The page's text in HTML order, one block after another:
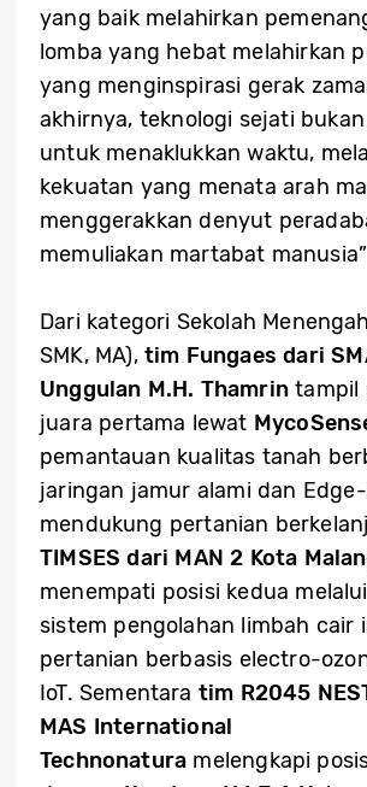
yang baik melahirkan
lomba yang hebat melahirkan
yang menginspirasi gerak
akhirnya, teknologi sejati
untuk menaklukkan waktu,
kekuatan yang menata arah
menggerakkan denyut
memuliakan martabat manusia”
Dari kategori Sekolah
SMK, MA), tim Fungaes dari
Unggulan M.H. Thamrintampil
juara pertama lewat
pemantauan kualitas tanah
jaringan jamur alami dan
mendukung pertanian
TIMSES dari MAN 2 Kota
menempati posisi kedua melalui
sistem pengolahan limbah cair
pertanian berbasis electro-
IoT. Sementara tim R2045
MAS International
Technonatura melengkapi